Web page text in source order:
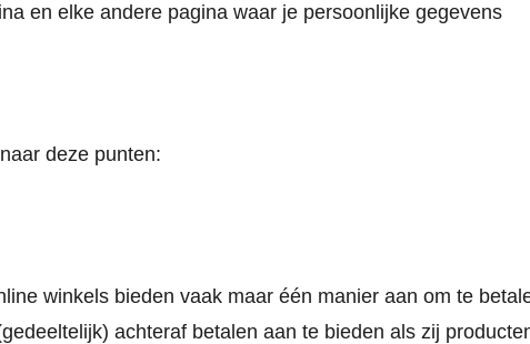
en elke andere pagina waar je persoonlijke gegevens
deze punten:
winkels bieden vaak maar één manier aan om te
achteraf betalen aan te bieden als zij